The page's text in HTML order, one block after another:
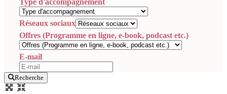
Réseaux sociaux
Offres (Programme en ligne, e-book, podcast etc.)
E-mail
Recherche